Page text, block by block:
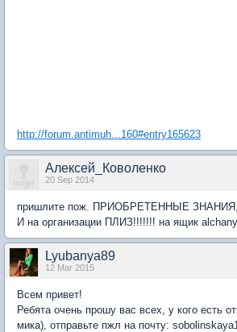
http://forum.antimuh...160#entry165623
Алексей_Коволенко
20 Sep 2014
пришлите пож. ПРИОБРЕТЕННЫЕ
И на организации ПЛИЗ!!!!!!! на ящик
Lyubanya89
12 Mar 2015
Всем привет!
Ребята очень прошу вас всех, у кого есть
мика), отправьте пжл на почту: